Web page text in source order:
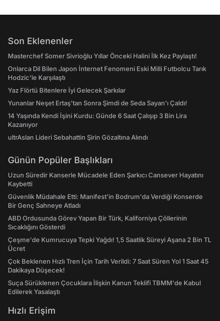
Son Eklenenler
Masterchef Somer Sivrioğlu Yıllar Önceki Halini İlk Kez Paylaştı!
Onlarca Dil Bilen Japon İnternet Fenomeni Eski Milli Futbolcu Tarık
Hodzic'le Karşılaştı
Yaz Flörtü Bitenlere İyi Gelecek Şarkılar
Yunanlar Neşet Ertaş'tan Sonra Şimdi de Seda Sayan'ı Çaldı!
14 Yaşında Kendi İşini Kurdu: Günde 6 Saat Çalışıp 3 Bin Lira
Kazanıyor
ultrAslan Lideri Sebahattin Şirin Gözaltına Alındı
Günün Popüler Başlıkları
Uzun Süredir Kanserle Mücadele Eden Şarkıcı Cansever Hayatını
Kaybetti
Güvenlik Müdahale Etti: Manifest'in Bodrum'da Verdiği Konserde
Bir Genç Sahneye Atladı
ABD Ordusunda Görev Yapan Bir Türk, Kaliforniya Çöllerinin
Sıcaklığını Gösterdi
Çeşme'de Kumrucuya Tepki Yağdı! 1,5 Saatlik Süreyi Aşana 2 Bin TL
Ücret
Çok Beklenen Hızlı Tren İçin Tarih Verildi: 7 Saat Süren Yol 1 Saat 45
Dakikaya Düşecek!
Suça Sürüklenen Çocuklara İlişkin Kanun Teklifi TBMM'de Kabul
Edilerek Yasalaştı
Hızlı Erişim